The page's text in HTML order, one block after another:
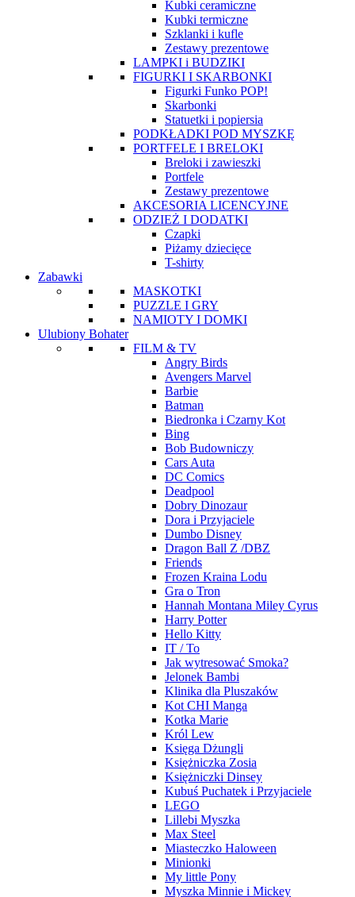
Kubki ceramiczne
Kubki termiczne
Szklanki i kufle
Zestawy prezentowe
LAMPKI i BUDZIKI
FIGURKI I SKARBONKI
Figurki Funko POP!
Skarbonki
Statuetki i popiersia
PODKŁADKI POD MYSZKĘ
PORTFELE I BRELOKI
Breloki i zawieszki
Portfele
Zestawy prezentowe
AKCESORIA LICENCYJNE
ODZIEŻ I DODATKI
Czapki
Piżamy dziecięce
T-shirty
Zabawki
MASKOTKI
PUZZLE I GRY
NAMIOTY I DOMKI
Ulubiony Bohater
FILM & TV
Angry Birds
Avengers Marvel
Barbie
Batman
Biedronka i Czarny Kot
Bing
Bob Budowniczy
Cars Auta
DC Comics
Deadpool
Dobry Dinozaur
Dora i Przyjaciele
Dumbo Disney
Dragon Ball Z /DBZ
Friends
Frozen Kraina Lodu
Gra o Tron
Hannah Montana Miley Cyrus
Harry Potter
Hello Kitty
IT / To
Jak wytresować Smoka?
Jelonek Bambi
Klinika dla Pluszaków
Kot CHI Manga
Kotka Marie
Król Lew
Księga Dżungli
Księżniczka Zosia
Księżniczki Dinsey
Kubuś Puchatek i Przyjaciele
LEGO
Lillebi Myszka
Max Steel
Miasteczko Haloween
Minionki
My little Pony
Myszka Minnie i Mickey